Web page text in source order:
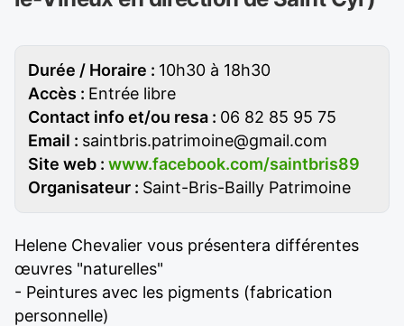
Durée / Horaire : 10h30 à 18h30
Accès : Entrée libre
Contact info et/ou resa : 06 82 85 95 75
Email : saintbris.patrimoine@gmail.com
Site web : www.facebook.com/saintbris89
Organisateur : Saint-Bris-Bailly Patrimoine
Helene Chevalier vous présentera différentes
œuvres "naturelles"
- Peintures avec les pigments (fabrication
personnelle)